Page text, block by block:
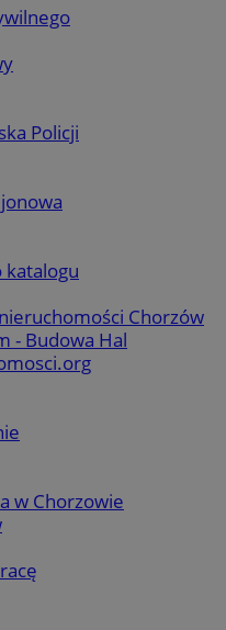
Policji
Chorzów
- Budowa Hal
w Chorzowie